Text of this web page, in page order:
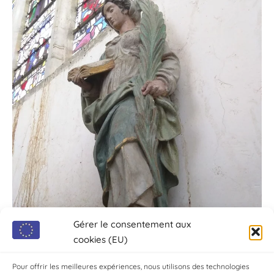
Gérer le consentement aux
cookies (EU)
Pour offrir les meilleures expériences, nous utilisons des technologies